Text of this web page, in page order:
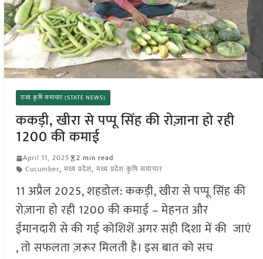
राज्य कृषि समाचार (STATE NEWS)
ककड़ी, खीरा से पप्पू सिंह की रोज़ाना हो रही
1200 की कमाई
April 11, 2025
2 min read
Cucumber, मध्य प्रदेश, मध्य प्रदेश कृषि समाचार
11 अप्रैल 2025, शहडोल: ककड़ी, खीरा से पप्पू सिंह की
रोज़ाना हो रही 1200 की कमाई – मेहनत और
ईमानदारी से की गई कोशिशें अगर सही दिशा में की जाएं
, तो सफलता ज़रूर मिलती है। इस बात को सच